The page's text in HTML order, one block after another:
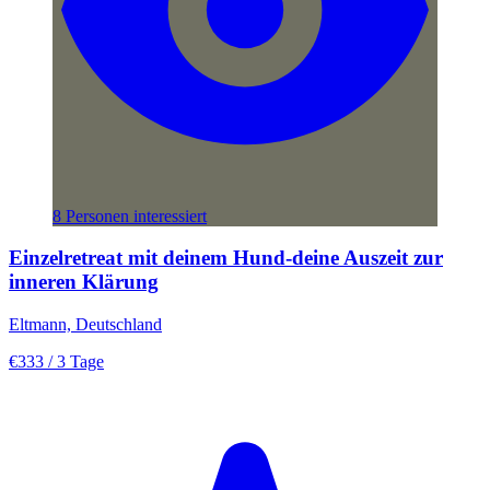
8 Personen interessiert
Einzelretreat mit deinem Hund-deine Auszeit zur
inneren Klärung
Eltmann, Deutschland
€333 / 3 Tage